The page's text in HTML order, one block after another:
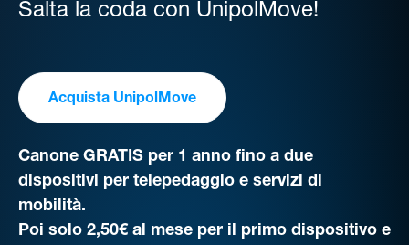
Salta la coda con UnipolMove!
Acquista UnipolMove
Canone GRATIS per 1 anno fino a due
dispositivi per telepedaggio e servizi di
mobilità.
Poi solo 2,50€ al mese per il primo dispositivo e